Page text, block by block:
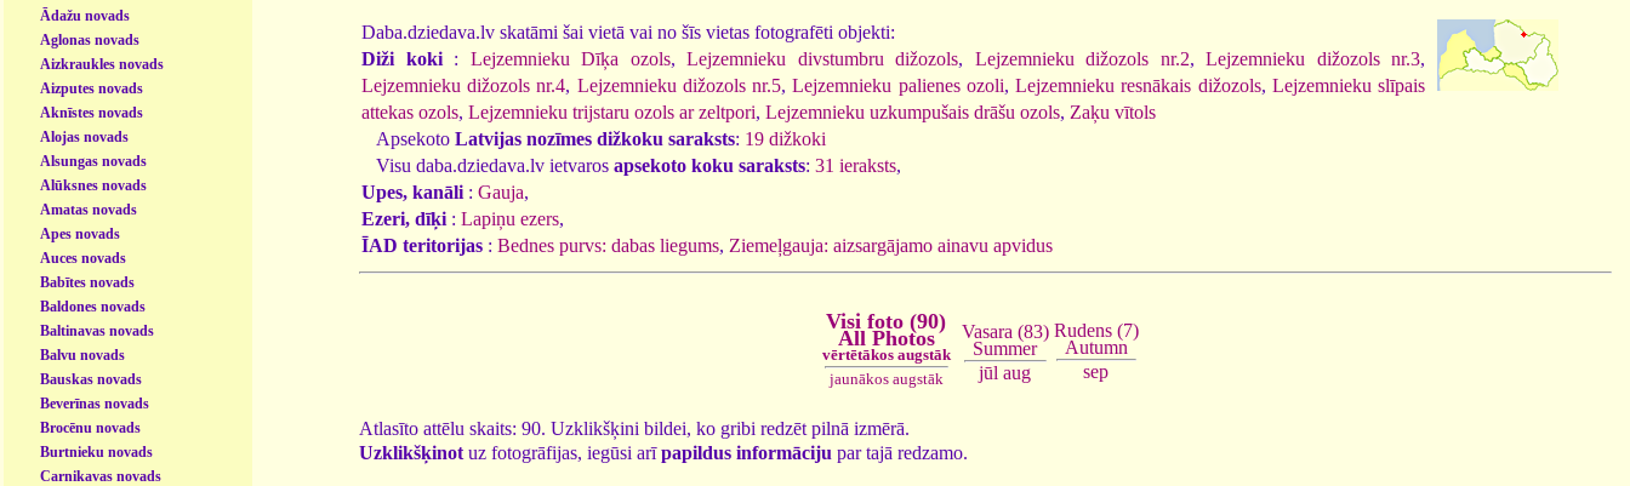
Ādažu novads
Aglonas novads
Aizkraukles novads
Aizputes novads
Aknīstes novads
Alojas novads
Alsungas novads
Alūksnes novads
Amatas novads
Apes novads
Auces novads
Babītes novads
Baldones novads
Baltinavas novads
Balvu novads
Bauskas novads
Beverīnas novads
Brocēnu novads
Burtnieku novads
Carnikavas novads
Daba.dziedava.lv skatāmi šai vietā vai no šīs vietas fotografēti objekti:
Diži koki: Lejzemnieku Dīķa ozols, Lejzemnieku divstumbru dižozols, Lejzemnieku dižozols nr.2, Lejzemnieku dižozols nr.3,
Lejzemnieku dižozols nr.4, Lejzemnieku dižozols nr.5,Lejzemnieku palienes ozoli,Lejzemnieku resnākais dižozols, Lejzemnieku slīpais
attekas ozols, Lejzemnieku trijstaru ozols ar zeltpori, Lejzemnieku uzkumpušais drāšu ozols, Zaķu vītols
Apsekoto Latvijas nozīmes dižkoku saraksts: 19 dižkoki
Visu daba.dziedava.lv ietvaros apsekoto koku saraksts: 31 ieraksts,
Upes, kanāli : Gauja,
Ezeri, dīķi : Lapiņu ezers,
ĪAD teritorijas : Bednes purvs: dabas liegums, Ziemeļgauja: aizsargājamo ainavu apvidus
Visi foto (90)
All Photos
vērtētākos augstāk
jaunākos augstāk
Vasara (83)
Summer
jūl aug
Rudens (7)
Autumn
sep
Atlasīto attēlu skaits: 90. Uzklikšķini bildei, ko gribi redzēt pilnā izmērā.
Uzklikšķinot uz fotogrāfijas, iegūsi arīpapildus informāciju par tajā redzamo.